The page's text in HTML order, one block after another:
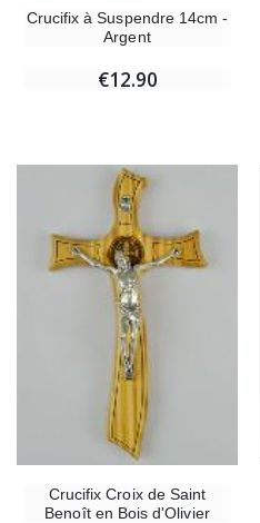
Crucifix à Suspendre 14cm -
Argent
€12.90
Crucifix Croix de Saint
Benoît en Bois d'Olivier